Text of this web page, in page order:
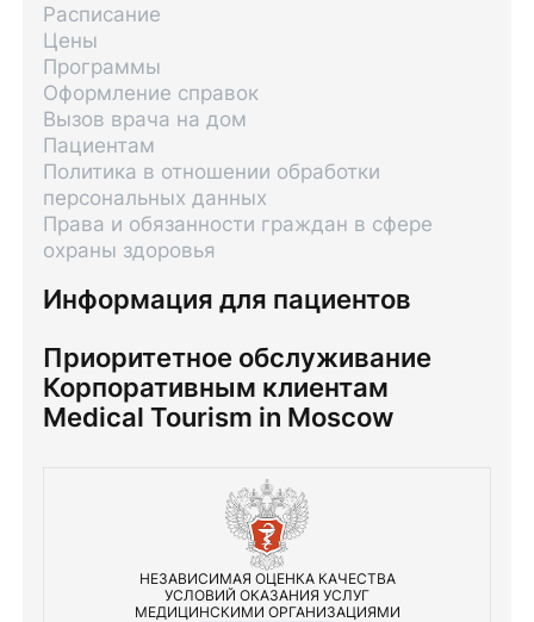
Информация для пациентов
Расписание
Цены
Программы
Оформление справок
Вызов врача на дом
Пациентам
Политика в отношении обработки
персональных данных
Права и обязанности граждан в сфере
охраны здоровья
Приоритетное обслуживание
Корпоративным клиентам
Medical Tourism in Moscow
НЕЗАВИСИМАЯ ОЦЕНКА КАЧЕСТВА
УСЛОВИЙ ОКАЗАНИЯ УСЛУГ
МЕДИЦИНСКИМИ ОРГАНИЗАЦИЯМИ